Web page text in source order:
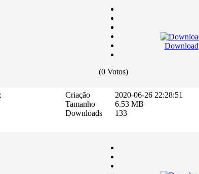
(0 Votos)
Download
Criação
Tamanho
Downloads
2020-06-26 22:28:51
6.53 MB
133